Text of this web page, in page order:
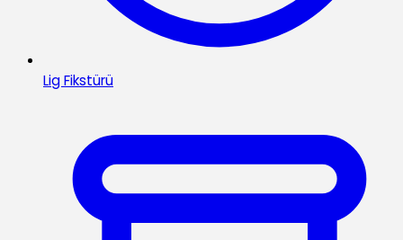
Lig Fikstürü